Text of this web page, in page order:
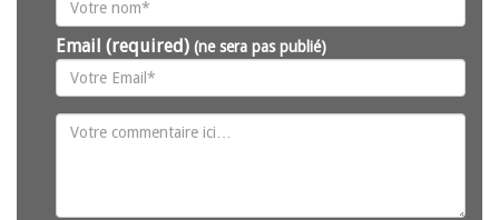
Email (required) (ne sera pas publié)